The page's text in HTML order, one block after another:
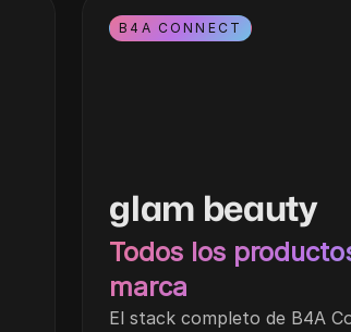
B4A CONNECT
glam beauty
Todos los
marca
El stack completo de B4A